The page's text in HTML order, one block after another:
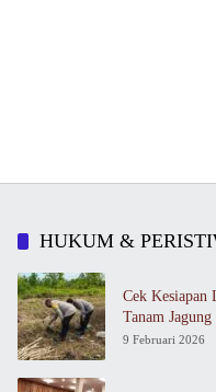
HUKUM &
Cek Kesiapan
Tanam
9 Februari 2026